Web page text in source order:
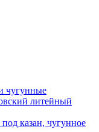
чугунные
литейный
казан, чугунное